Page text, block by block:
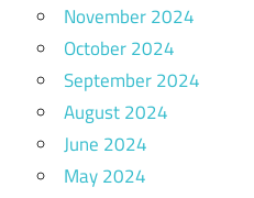
November 2024
October 2024
September 2024
August 2024
June 2024
May 2024